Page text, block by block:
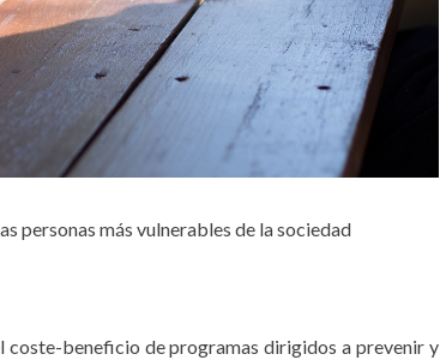
personas más vulnerables de la sociedad
coste-beneficio de programas dirigidos a prevenir y